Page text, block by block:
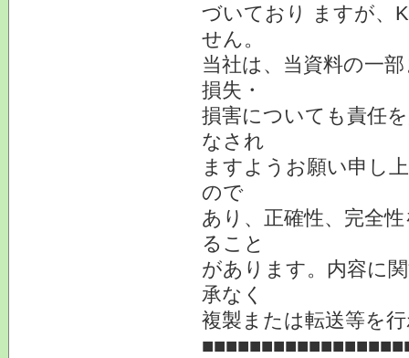
づいており ますが、
せん。
当社は、当資料の一
損失・
損害についても責任
なされ
ますようお願い申し
ので
あり、正確性、完全
ること
があります。内容に
承なく
複製または転送等を